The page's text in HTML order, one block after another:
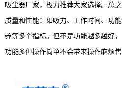
吸尘器厂家，极力推荐大家选择。总
质量和性能：如吸力、工作时间、功
养等多个指标。但不是功能越多越好
功能多但操作简单不会带来操作麻烦